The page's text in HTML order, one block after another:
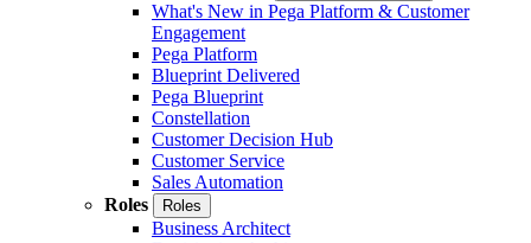
What's New in Pega Platform & Customer
Engagement
Pega Platform
Blueprint Delivered
Pega Blueprint
Constellation
Customer Decision Hub
Customer Service
Sales Automation
Roles
Roles
Business Architect